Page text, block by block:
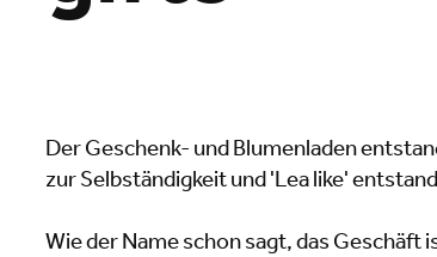
Der Geschenk- und Blumenladen
zur Selbständigkeit und 'Lea like'
Wie der Name schon sagt, das Geschäft